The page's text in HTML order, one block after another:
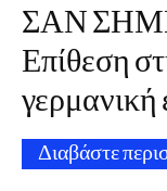
ΣΑΝ
Επίθεση
Διαβάστε